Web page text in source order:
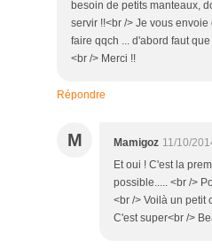
besoin de petits manteaux,
servir !!<br /> Je vous
faire qqch ... d'abord faut
<br /> Merci !!
Répondre
M Mamigoz 11/10/
Et oui ! C'est la
possible..... <br />
<br /> Voilà un petit
C'est super<br />